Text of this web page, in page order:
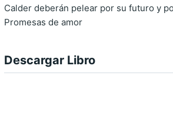
Calder deberán pelear por su futuro y
Promesas de amor
Descargar Libro